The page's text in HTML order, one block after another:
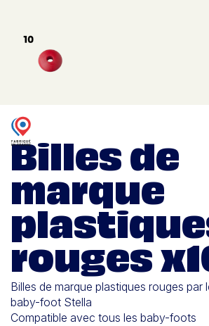
Billes de
marque
rouges
Billes de marque plastiques rouges par
baby-foot Stella
Compatible avec tous les baby-foots